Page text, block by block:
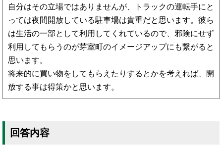
自分はその立場ではありませんが、トラックの運転手にと
っては夜間開放している駐車場は貴重だと思います。彼ら
は生活の一部として利用してくれているので、邪険にせず
利用してもらうのが芽室町のイメージアップにも繋がると
思います。
将来的に買い物をしてもらえたりするとかを考えれば、開
放する事は得策かと思います。
回答内容